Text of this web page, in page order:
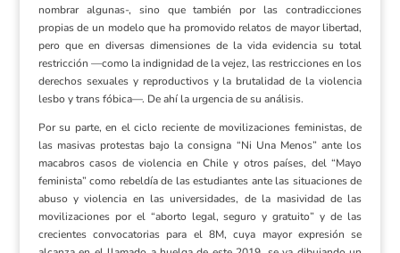
nombrar algunas-, sino que también por las contradicciones
propias de un modelo que ha promovido relatos de mayor libertad,
pero que en diversas dimensiones de la vida evidencia su total
restricción —como la indignidad de la vejez, las restricciones en los
derechos sexuales y reproductivos y la brutalidad de la violencia
lesbo y trans fóbica—. De ahí la urgencia de su análisis.
Por su parte, en el ciclo reciente de movilizaciones feministas, de
las masivas protestas bajo la consigna “Ni Una Menos” ante los
macabros casos de violencia en Chile y otros países, del “Mayo
feminista” como rebeldía de las estudiantes ante las situaciones de
abuso y violencia en las universidades, de la masividad de las
movilizaciones por el “aborto legal, seguro y gratuito” y de las
crecientes convocatorias para el 8M, cuya mayor expresión se